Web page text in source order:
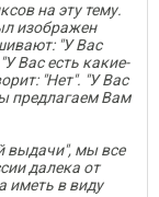
на эту тему.
изображен
"У Вас
Вас есть какие-
"Нет". "У Вас
предлагаем Вам
выдачи", мы все
далека от
иметь в виду